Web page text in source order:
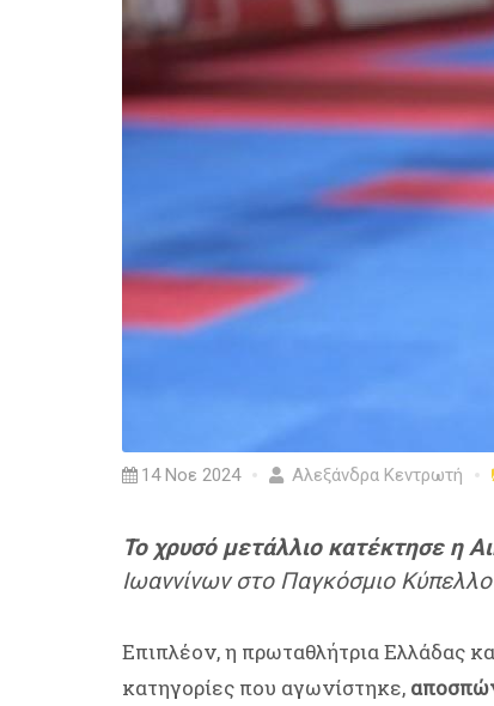
14 Νοε 2024 Αλεξάνδρα Κεντρωτή
Το χρυσό μετάλλιο κατέκτησε η
Ιωαννίνων στο Παγκόσμιο
Επιπλέον, η πρωταθλήτρια Ελλάδας
κατηγορίες που αγωνίστηκε,